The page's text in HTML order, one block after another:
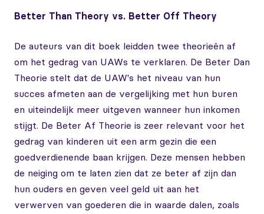
Better Than Theory vs. Better Off Theory
De auteurs van dit boek leidden twee theorieën af
om het gedrag van UAWs te verklaren. De Beter Dan
Theorie stelt dat de UAW's het niveau van hun
succes afmeten aan de vergelijking met hun buren
en uiteindelijk meer uitgeven wanneer hun inkomen
stijgt. De Beter Af Theorie is zeer relevant voor het
gedrag van kinderen uit een arm gezin die een
goedverdienende baan krijgen. Deze mensen hebben
de neiging om te laten zien dat ze beter af zijn dan
hun ouders en geven veel geld uit aan het
verwerven van goederen die in waarde dalen, zoals